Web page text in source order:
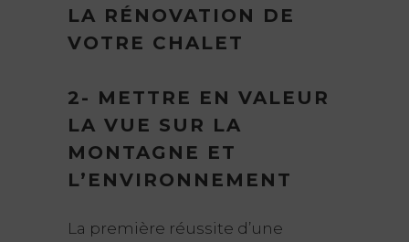
LA RÉNOVATION DE
VOTRE CHALET
2- METTRE EN VALEUR
LA VUE SUR LA
MONTAGNE ET
L’ENVIRONNEMENT
La première réussite d’une